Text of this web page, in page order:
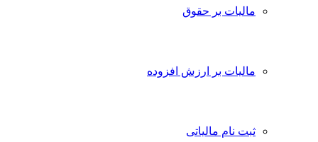
مالیات بر حقوق
مالیات بر ارزش افزوده
ثبت نام مالیاتی